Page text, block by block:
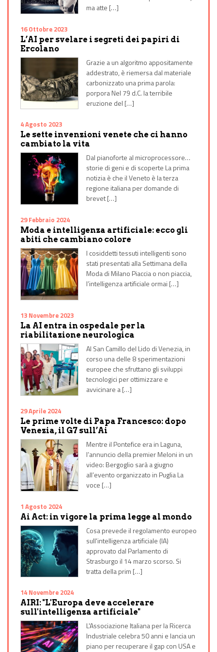
ma atte […]
16 Ottobre 2023
L’AI per svelare i segreti dei papiri di
Ercolano
Grazie a un algoritmo appositamente
addestrato, è riemersa dal materiale
carbonizzato una prima parola:
porpora Nel 79 d.C. la terribile
eruzione del […]
4 Agosto 2023
Le sette invenzioni venete che ci hanno
cambiato la vita
Dal pianoforte al microprocessore…
storie di geni e di scoperte La prima
notizia è che il Veneto è la terza
regione italiana per domande di
brevet […]
29 Febbraio 2024
Moda e intelligenza artificiale: ecco gli
abiti che cambiano colore
I cosiddetti tessuti intelligenti sono
stati presentati alla Settimana della
Moda di Milano Piaccia o non piaccia,
l’intelligenza artificiale ormai […]
13 Novembre 2023
La AI entra in ospedale per la
riabilitazione neurologica
Al San Camillo del Lido di Venezia, in
corso una delle 8 sperimentazioni
europee che sfruttano gli sviluppi
tecnologici per ottimizzare e
avvicinare a […]
29 Aprile 2024
Le prime volte di Papa Francesco: dopo
Venezia, il G7 sull’Ai
Mentre il Pontefice era in Laguna,
l’annuncio della premier Meloni in un
video: Bergoglio sarà a giugno
all’evento organizzato in Puglia La
voce […]
1 Agosto 2024
Ai Act: in vigore la prima legge al mondo
Cosa prevede il regolamento europeo
sull'intelligenza artificiale (IA)
approvato dal Parlamento di
Strasburgo il 14 marzo scorso. Si
tratta della prim […]
14 Novembre 2024
AIRI: "L'Europa deve accelerare
sull'intelligenza artificiale"
L'Associazione Italiana per la Ricerca
Industriale celebra 50 anni e lancia un
piano per recuperare il gap con USA e